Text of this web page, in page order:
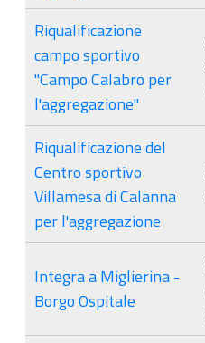
Riqualificazione
campo sportivo
"Campo Calabro per
l'aggregazione"
Riqualificazione del
Centro sportivo
Villamesa di Calanna
per l'aggregazione
Integra a Miglierina -
Borgo Ospitale